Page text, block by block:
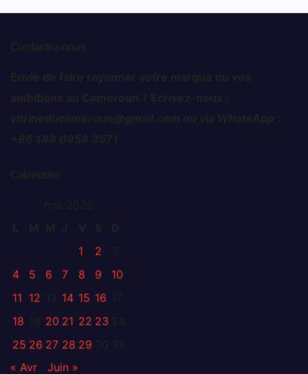
1
2
4
5 6 7 8 9
10
11 12 14 15 16
18
20 21 22 23
25 26 27 28 29
« Avr
Juin »